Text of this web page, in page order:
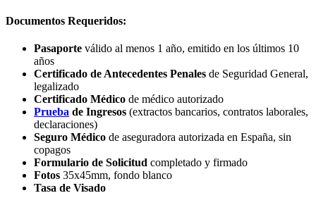
Documentos Requeridos:
Pasaporte válido al menos 1 año, emitido en los últimos 10
años
Certificado de Antecedentes Penales de Seguridad General,
legalizado
Certificado Médico de médico autorizado
Prueba de Ingresos (extractos bancarios, contratos laborales,
declaraciones)
Seguro Médico de aseguradora autorizada en España, sin
copagos
Formulario de Solicitud completado y firmado
Fotos 35x45mm, fondo blanco
Tasa de Visado